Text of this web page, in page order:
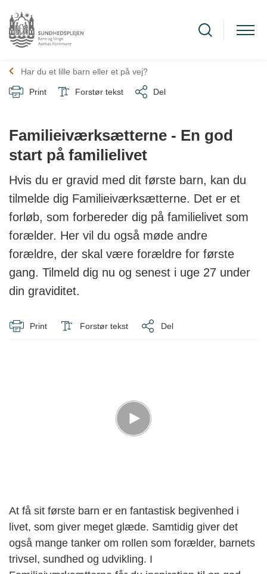
Har du et lille barn eller et på vej?
Print Forstør tekst Del
Familieiværksætterne - En god
start på familielivet
Hvis du er gravid med dit første barn, kan du
tilmelde dig Familieiværksætterne. Det er et
forløb, som forbereder dig på familielivet som
forælder. Her vil du også møde andre
forældre, der skal være forældre for første
gang. Tilmeld dig nu og senest i uge 27 under
din graviditet.
Print Forstør tekst Del
At få sit første barn er en fantastisk begivenhed i
livet, som giver meget glæde. Samtidig giver det
også mange tanker om rollen som forælder, barnets
trivsel, sundhed og udvikling. I